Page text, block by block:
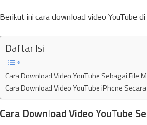
Berikut ini cara download video YouTube di
Daftar Isi
Cara Download Video YouTube Sebagai File
Cara Download Video YouTube iPhone
Cara Download Video YouTube